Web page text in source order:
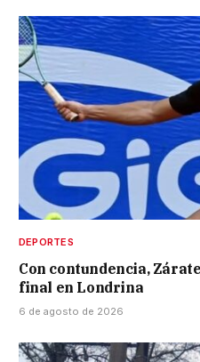
DEPORTES
Con contundencia,
final en Londrina
6 de agosto de 2026